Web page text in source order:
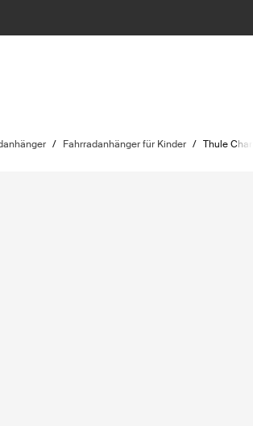
/ Fahrradanhänger für Kinder / Thule